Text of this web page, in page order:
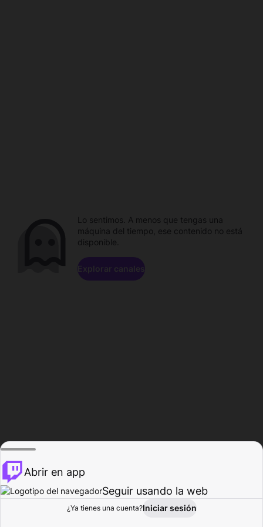
Explorar Actividad
Lo sentimos. A menos que tengas una
máquina del tiempo, ese contenido no está
disponible.
Explorar canales
Abrir en app
Seguir usando la web
¿Ya tienes una cuenta?Iniciar sesión